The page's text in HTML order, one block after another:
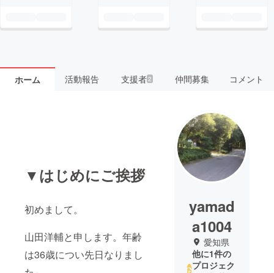
ホーム 活動報告 支援者2 仲間募集 コメント
▼はじめにご挨拶
初めまして。
山田洋輔と申します。年齢
は36歳につい先日なりまし
yamad
a1004
愛知県
他に1件の
プロジェク